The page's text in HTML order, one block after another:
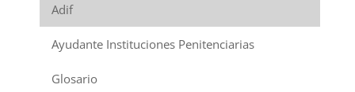
Adif
Ayudante Instituciones Penitenciarias
Glosario